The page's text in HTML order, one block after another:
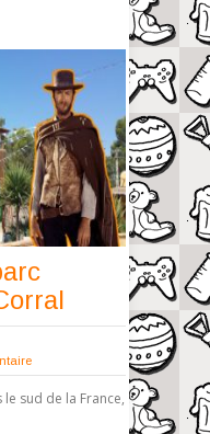
sud de la France,